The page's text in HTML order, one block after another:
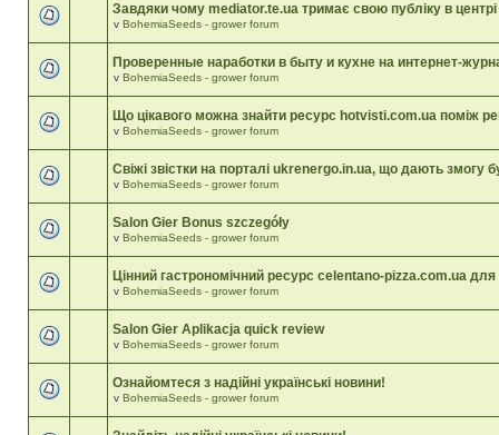
Завдяки чому mediator.te.ua тримає свою публіку в центрі
v BohemiaSeeds - grower forum
Проверенные наработки в быту и кухне на интернет-
v BohemiaSeeds - grower forum
Що цікавого можна знайти ресурс hotvisti.com.ua поміж
v BohemiaSeeds - grower forum
Свіжі звістки на порталі ukrenergo.in.ua, що дають змогу
v BohemiaSeeds - grower forum
Salon Gier Bonus szczegóły
v BohemiaSeeds - grower forum
Цінний гастрономічний ресурс celentano-pizza.com.ua для
v BohemiaSeeds - grower forum
Salon Gier Aplikacja quick review
v BohemiaSeeds - grower forum
Ознайомтеся з надійні українські новини!
v BohemiaSeeds - grower forum